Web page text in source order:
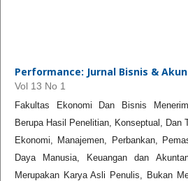
Performance: Jurnal Bisnis &
Vol 13 No 1
Fakultas Ekonomi Dan Bisnis
Berupa Hasil Penelitian, Konseptual, Dan
Ekonomi, Manajemen, Perbankan,
Daya Manusia, Keuangan dan
Merupakan Karya Asli Penulis, Bukan